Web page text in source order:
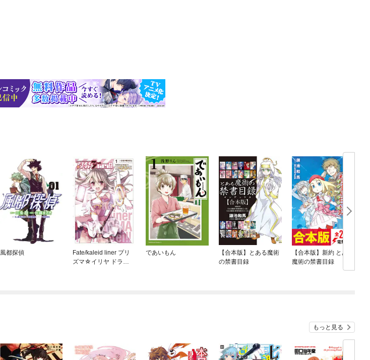
風都探偵
Fate/kaleid liner プリ
ズマ☆イリヤ ドラ
であいもん
【合本版】とある魔術
の禁書目録
【合本版】新約 とある
魔術の禁書目録
もっと見る